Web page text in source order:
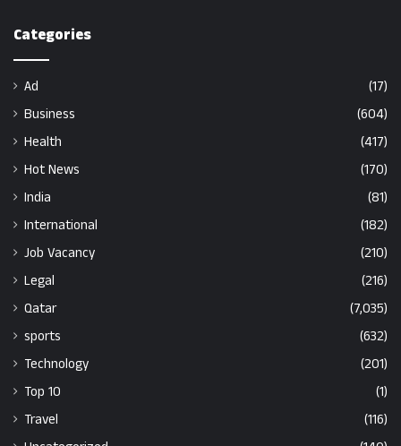
Categories
Ad
(17)
Business
(604)
Health
(417)
Hot News
(170)
India
(81)
International
(182)
Job Vacancy
(210)
Legal
(216)
Qatar
(7,035)
sports
(632)
Technology
(201)
Top 10
(1)
Travel
(116)